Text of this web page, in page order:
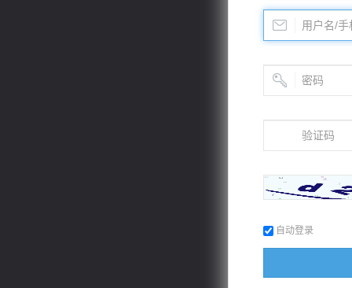
自动登录